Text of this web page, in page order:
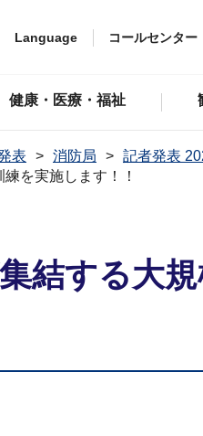
Language コールセンター
健康・医療・福祉
表 消防局
記者発表
を実施します！！
結する大